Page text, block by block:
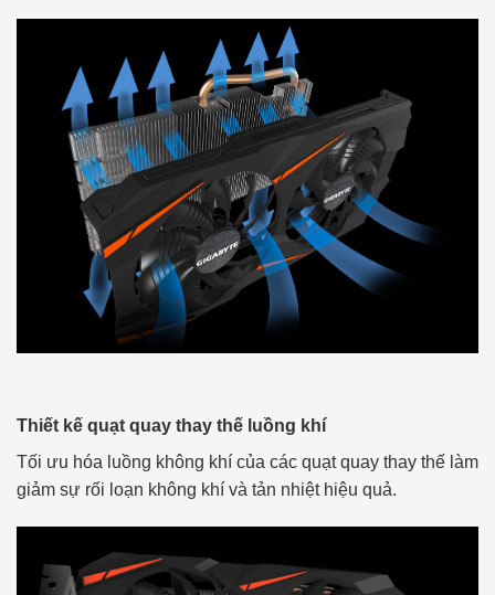
Thiết kế quạt quay thay thế luồng khí
Tối ưu hóa luồng không khí của các quạt quay thay thế làm
giảm sự rối loạn không khí và tản nhiệt hiệu quả.